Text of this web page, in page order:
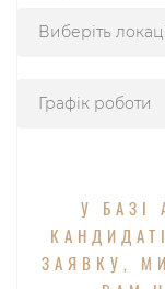
Графік роботи
У БАЗІ
ЗАЯВКУ,